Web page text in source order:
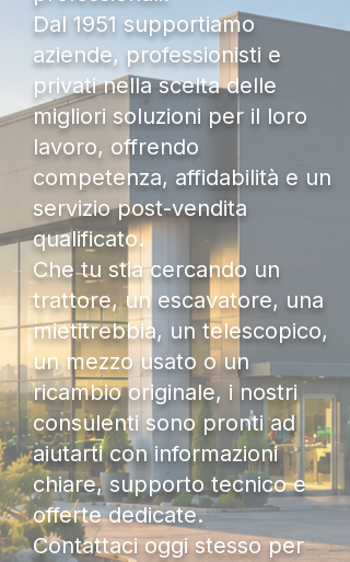
Dal 1951 supportiamo
aziende, professionisti e
privati nella scelta delle
migliori soluzioni per il loro
lavoro, offrendo
competenza, affidabilità e un
servizio post-vendita
qualificato.
Che tu stia cercando un
trattore, un escavatore, una
mietitrebbia, un telescopico,
un mezzo usato o un
ricambio originale, i nostri
consulenti sono pronti ad
aiutarti con informazioni
chiare, supporto tecnico e
offerte dedicate.
Contattaci oggi stesso per